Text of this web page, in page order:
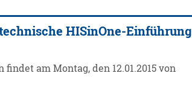
HISinOne-Einführung
am Montag, den 12.01.2015 von